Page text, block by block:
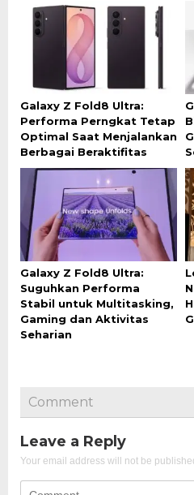
Galaxy Z Fold8 Ultra:
Performa Perngkat Tetap
Optimal Saat Menjalankan
Berbagai Beraktifitas
Galaxy Z Fold8 Ultra:
Suguhkan Performa
Stabil untuk Multitasking,
Gaming dan Aktivitas
Seharian
Comment
Leave a Reply
Your email address will not be